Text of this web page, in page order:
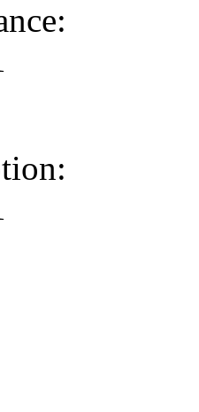
:
: